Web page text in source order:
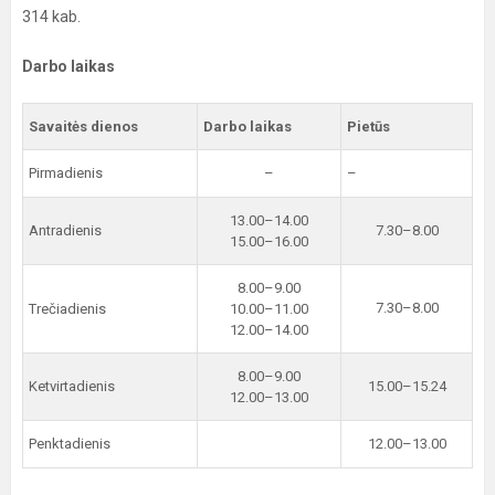
314 kab.
Darbo laikas
Savaitės dienos Darbo laikas Pietūs
Pirmadienis – –
Antradienis
13.00–14.00
15.00–16.00
7.30–8.00
Trečiadienis
8.00–9.00
10.00–11.00
12.00–14.00
7.30–8.00
Ketvirtadienis
8.00–9.00
12.00–13.00
15.00–15.24
Penktadienis 12.00–13.00